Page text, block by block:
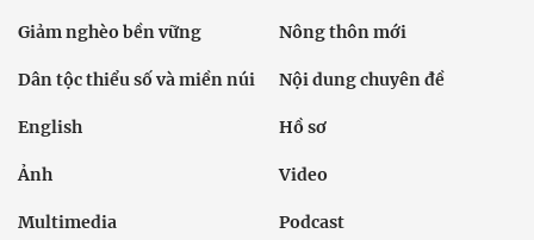
Giảm nghèo bền vững Nông thôn mới
Dân tộc thiểu số và miền núi Nội dung chuyên đề
English Hồ sơ
Ảnh Video
Multimedia Podcast